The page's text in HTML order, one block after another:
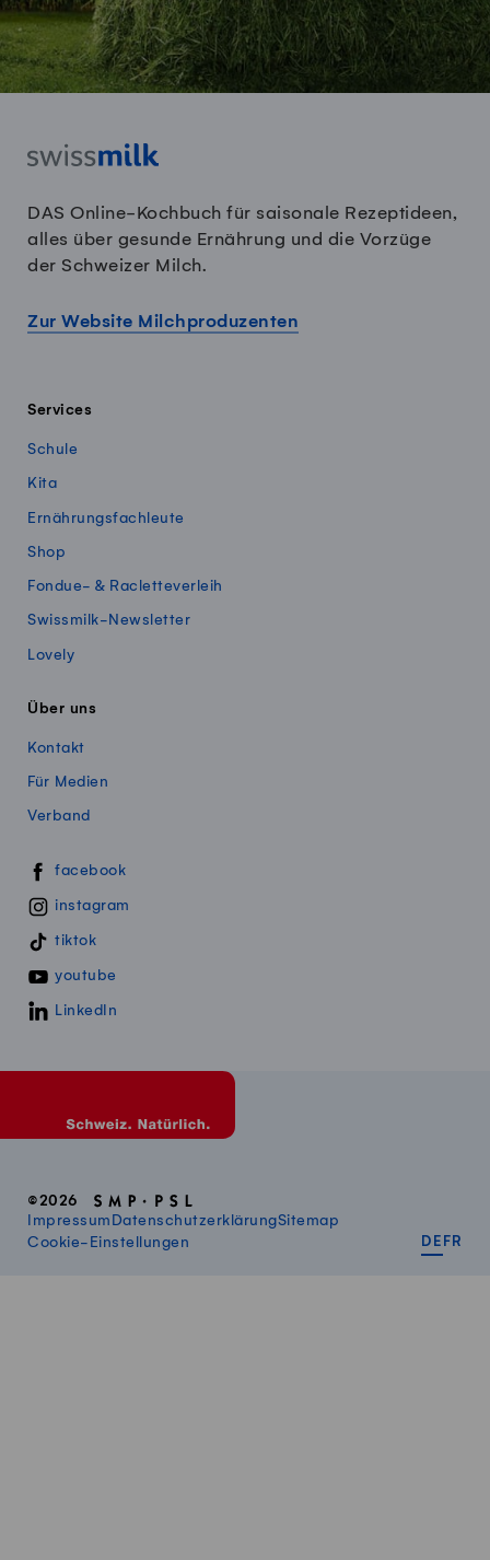
DAS Online-Kochbuch für saisonale Rezeptideen,
alles über gesunde Ernährung und die Vorzüge
der Schweizer Milch.
Zur Website Milchproduzenten
Services
Schule
Kita
Ernährungsfachleute
Shop
Fondue- & Racletteverleih
Swissmilk-Newsletter
Lovely
Über uns
Kontakt
Für Medien
Verband
Swissmillk auf Social Media
facebook
instagram
tiktok
youtube
LinkedIn
©2026
Impressum DatenschutzerklärungSitemap
Cookie-Einstellungen
DE FR